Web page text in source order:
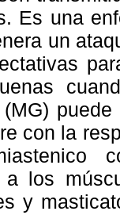
Es una
un
con la
a los
y